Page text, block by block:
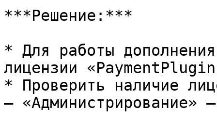
***Решение:***
* Для работы
лицензии
* Проверить наличие
— «Администрирование»